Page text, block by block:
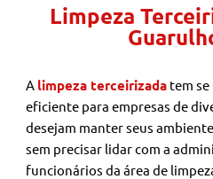
Limpeza
A limpeza terceirizada tem
eficiente para empresas de
desejam manter seus
sem precisar lidar com a
funcionários da área de